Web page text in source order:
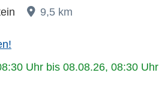
9,5 km
Uhr bis 08.08.26, 08:30 Uhr